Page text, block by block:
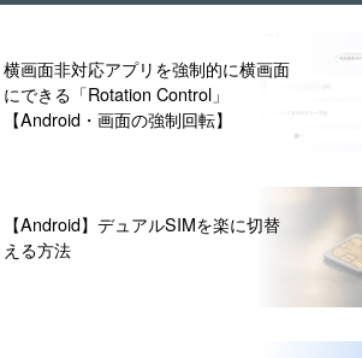
横画面非対応アプリを強制的に横画面
にできる「Rotation Control」
【Android・画面の強制回転】
【Android】デュアルSIMを楽に切替
える方法